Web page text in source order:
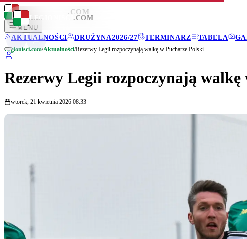
LEGIONISCI .COM
MENU
AKTUALNOŚCI
DRUŻYNA2026/27 TERMINARZ TABELA
LEGIONISCI .COM
Legionisci.com/Aktualności/Rezerwy Legii rozpoczynają walkę w Pucharze Polski
Rezerwy Legii rozpoczynają walkę
wtorek, 21 kwietnia 2026 08:33